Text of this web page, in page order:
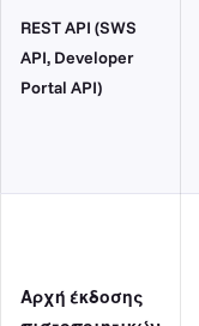
REST API (SWS
API, Developer
Portal API)
Αρχή έκδοσης